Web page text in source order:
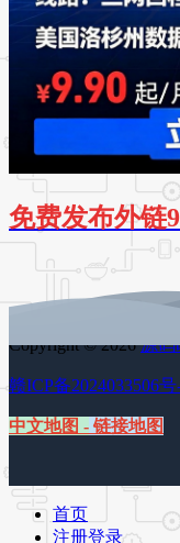
免费发布外链
Copyright © 2026源码
赣ICP备2024033506号
中文地图 - 链接地图
首页
注册登录